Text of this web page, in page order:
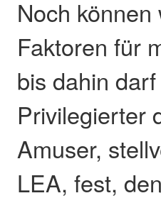
Noch
Faktoren für
bis dahin
Privilegierter
Amuser,
LEA, fest,